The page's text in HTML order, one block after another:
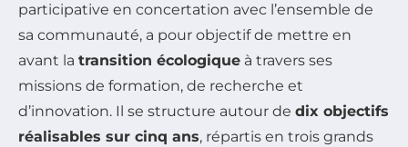
participative en concertation avec l’ensemble de
sa communauté, a pour objectif de mettre en
avant la transition écologique à travers ses
missions de formation, de recherche et
d’innovation. Il se structure autour de dix objectifs
réalisables sur cinq ans, répartis en trois grands